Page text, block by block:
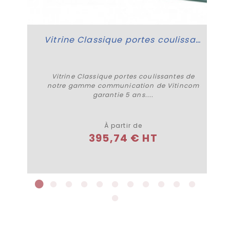
Vitrine Classique portes coulissantes
Vitrine Classique portes coulissantes de
notre gamme communication de Vitincom
garantie 5 ans....
À partir de
395,74 € HT